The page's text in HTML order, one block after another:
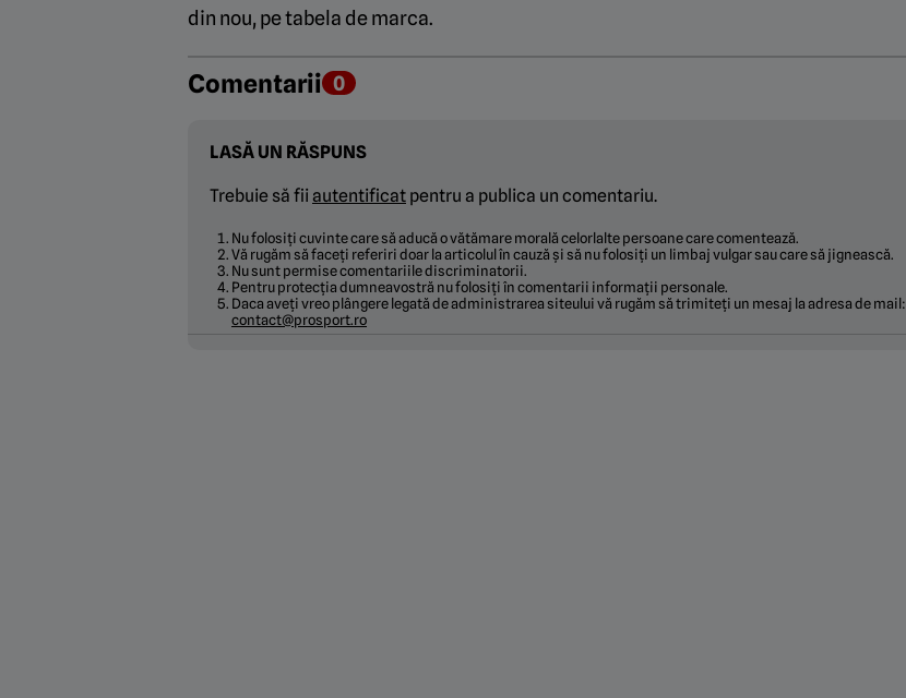
din nou, pe tabela de marca.
Comentarii 0
LASĂ UN RĂSPUNS
Trebuie să fii autentificat pentru a publica un comentariu.
Nu folosiți cuvinte care să aducă o vătămare morală celorlalte persoane care comentează.
Vă rugăm să faceți referiri doar la articolul în cauză și să nu folosiți un limbaj vulgar sau care să jignească.
Nu sunt permise comentariile discriminatorii.
Pentru protecția dumneavostră nu folosiți în comentarii informații personale.
Daca aveți vreo plângere legată de administrarea siteului vă rugăm să trimiteți un mesaj la adresa de mail:
contact@prosport.ro